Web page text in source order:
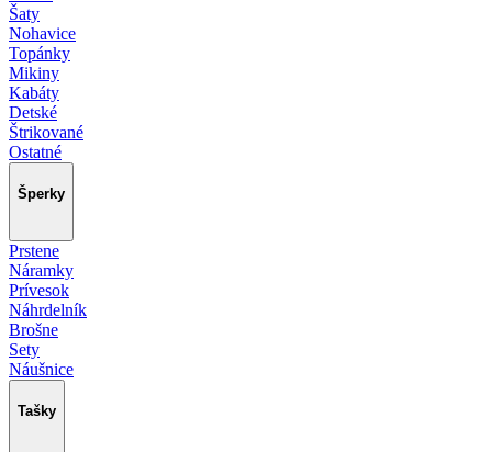
Šaty
Nohavice
Topánky
Mikiny
Kabáty
Detské
Štrikované
Ostatné
Šperky
Prstene
Náramky
Prívesok
Náhrdelník
Brošne
Sety
Náušnice
Tašky